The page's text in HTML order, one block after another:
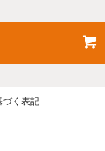
づく表記